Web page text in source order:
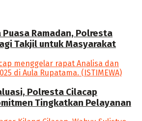
Puasa Ramadan, Polresta
Takjil untuk Masyarakat
Polresta Cilacap
Tingkatkan Pelayanan